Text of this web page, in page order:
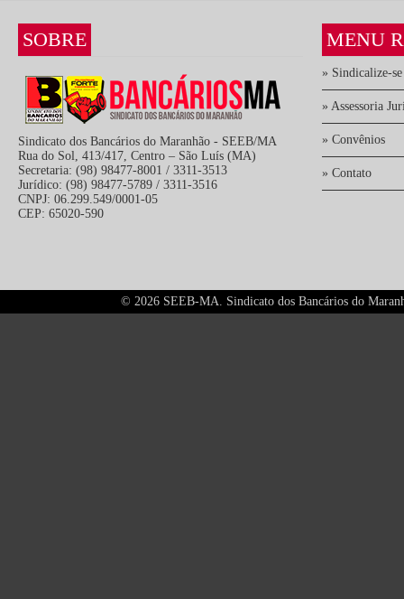
SOBRE
Sindicato dos Bancários do Maranhão - SEEB/MA
Rua do Sol, 413/417, Centro – São Luís (MA)
Secretaria: (98) 98477-8001 / 3311-3513
Jurídico: (98) 98477-5789 / 3311-3516
CNPJ: 06.299.549/0001-05
CEP: 65020-590
MENU
» Sindicalize-se
» Assessoria
» Convênios
» Contato
© 2026 SEEB-MA. Sindicato dos Bancários do